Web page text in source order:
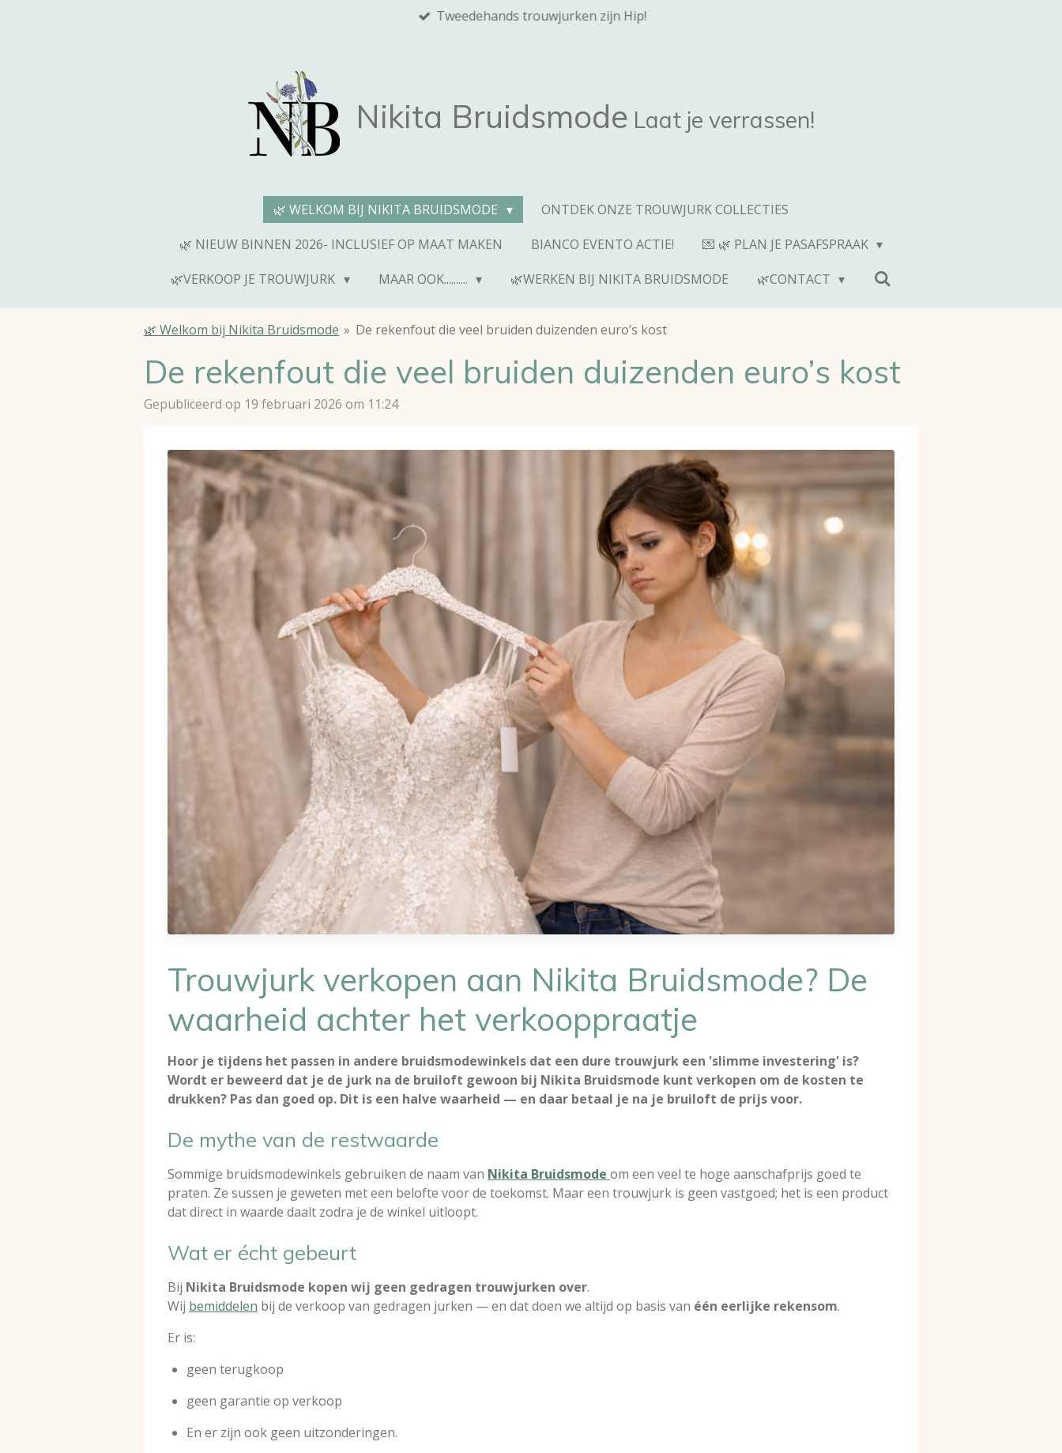
Tweedehands trouwjurken zijn Hip!
Nikita Bruidsmode Laat je verrassen!
🌿 WELKOM BIJ NIKITA BRUIDSMODE
ONTDEK ONZE TROUWJURK COLLECTIES
🌿 NIEUW BINNEN 2026- INCLUSIEF OP MAAT MAKEN
BIANCO EVENTO ACTIE!
💌 🌿 PLAN JE PASAFSPRAAK
🌿VERKOOP JE TROUWJURK
MAAR OOK.......... 🌿WERKEN BIJ NIKITA BRUIDSMODE 🌿CONTACT
🌿 Welkom bij Nikita Bruidsmode » De rekenfout die veel bruiden duizenden euro’s kost
De rekenfout die veel bruiden duizenden euro’s kost
Gepubliceerd op 19 februari 2026 om 11:24
Trouwjurk verkopen aan Nikita Bruidsmode? De
waarheid achter het verkooppraatje
Hoor je tijdens het passen in andere bruidsmodewinkels dat een dure trouwjurk een 'slimme investering' is?
Wordt er beweerd dat je de jurk na de bruiloft gewoon bij Nikita Bruidsmode kunt verkopen om de kosten te
drukken? Pas dan goed op. Dit is een halve waarheid — en daar betaal je na je bruiloft de prijs voor.
De mythe van de restwaarde
Sommige bruidsmodewinkels gebruiken de naam van Nikita Bruidsmode om een veel te hoge aanschafprijs goed te
praten. Ze sussen je geweten met een belofte voor de toekomst. Maar een trouwjurk is geen vastgoed; het is een product
dat direct in waarde daalt zodra je de winkel uitloopt.
Wat er écht gebeurt
Bij Nikita Bruidsmode kopen wij geen gedragen trouwjurken over.
Wij bemiddelen bij de verkoop van gedragen jurken — en dat doen we altijd op basis van één eerlijke rekensom.
Er is:
geen terugkoop
geen garantie op verkoop
En er zijn ook geen uitzonderingen.